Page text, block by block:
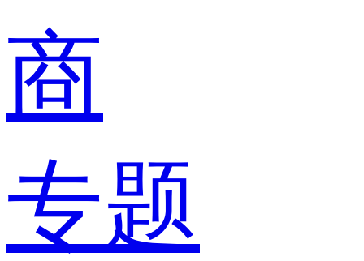
商
专题